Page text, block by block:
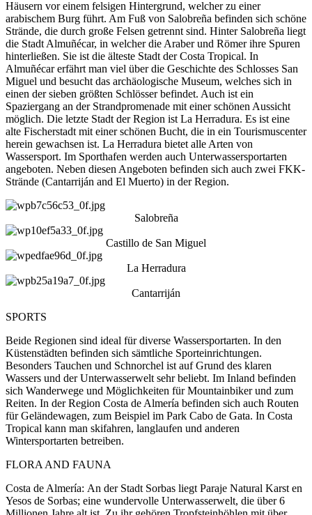
Häusern vor einem felsigen Hintergrund, welcher zu einer
arabischem Burg führt. Am Fuß von Salobreña befinden sich schöne
Strände, die durch große Felsen getrennt sind. Hinter Salobreña liegt
die Stadt Almuñécar, in welcher die Araber und Römer ihre Spuren
hinterließen. Sie ist die älteste Stadt der Costa Tropical. In
Almuñécar erfährt man viel über die Geschichte des Schlosses San
Miguel und besucht das archäologische Museum, welches sich in
einen der sieben größten Schlösser befindet. Auch ist ein
Spaziergang an der Strandpromenade mit einer schönen Aussicht
möglich. Die letzte Stadt der Region ist La Herradura. Es ist eine
alte Fischerstadt mit einer schönen Bucht, die in ein Tourismuscenter
herein gewachsen ist. La Herradura bietet alle Arten von
Wassersport. Im Sporthafen werden auch Unterwassersportarten
angeboten. Neben diesen Angeboten befinden sich auch zwei FKK-
Strände (Cantarriján and El Muerto) in der Region.
Salobreña
Castillo de San Miguel
La Herradura
Cantarriján
SPORTS
Beide Regionen sind ideal für diverse Wassersportarten. In den
Küstenstädten befinden sich sämtliche Sporteinrichtungen.
Besonders Tauchen und Schnorchel ist auf Grund des klaren
Wassers und der Unterwasserwelt sehr beliebt. Im Inland befinden
sich Wanderwege und Möglichkeiten für Mountainbiker und zum
Reiten. In der Region Costa de Almería befinden sich auch Routen
für Geländewagen, zum Beispiel im Park Cabo de Gata. In Costa
Tropical kann man skifahren, langlaufen und anderen
Wintersportarten betreiben.
FLORA AND FAUNA
Costa de Almería: An der Stadt Sorbas liegt Paraje Natural Karst en
Yesos de Sorbas; eine wundervolle Unterwasserwelt, die über 6